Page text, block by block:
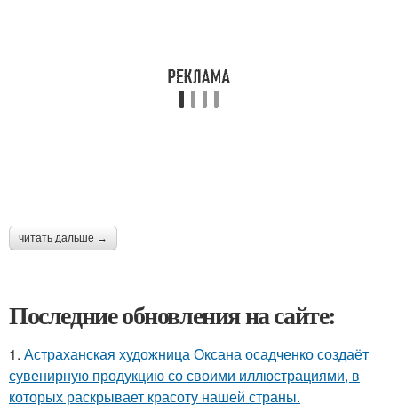
читать дальше →
Последние обновления на сайте:
1. Астраханская художница Оксана осадченко создаёт
сувенирную продукцию со своими иллюстрациями, в
которых раскрывает красоту нашей страны.